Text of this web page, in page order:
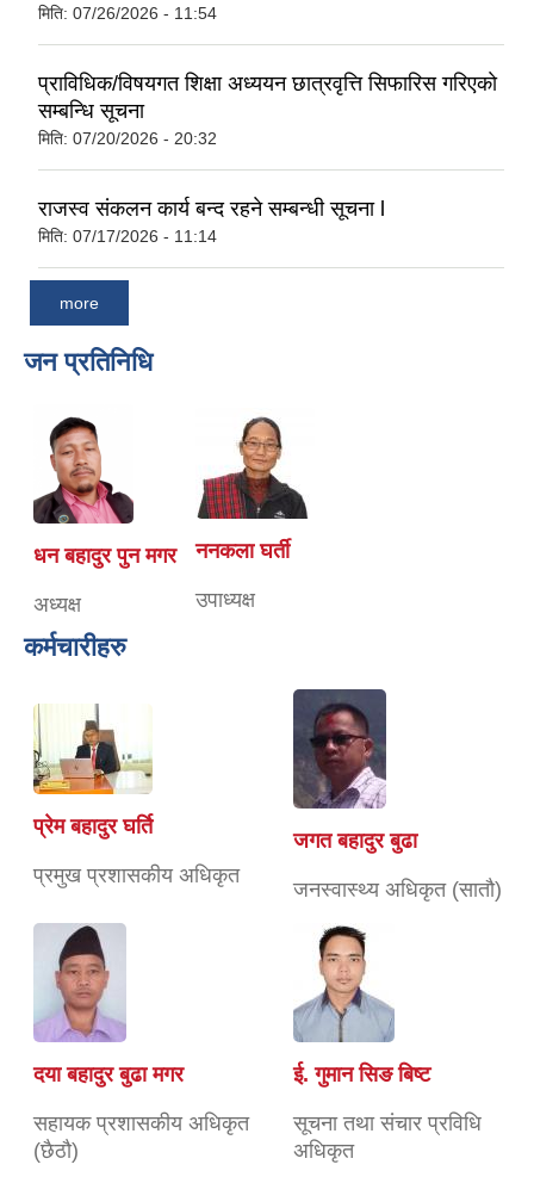
मिति: 07/26/2026 - 11:54
प्राविधिक/विषयगत शिक्षा अध्ययन छात्रवृत्ति सिफारिस गरिएकाे
सम्बन्धि सूचना
मिति: 07/20/2026 - 20:32
राजस्व संकलन कार्य बन्द रहने सम्बन्धी सूचना l
मिति: 07/17/2026 - 11:14
more
जन प्रतिनिधि
धन बहादुर पुन मगर
अध्यक्ष
ननकला घर्ती
उपाध्यक्ष
कर्मचारीहरु
प्रेम बहादुर घर्ति
प्रमुख प्रशासकीय अधिकृत
जगत बहादुर बुढा
जनस्वास्थ्य अधिकृत (सातौ)
दया बहादुर बुढा मगर
सहायक प्रशासकीय अधिकृत
(छैठौ)
ई. गुमान सिङ बिष्ट
सूचना तथा संचार प्रविधि
अधिकृत